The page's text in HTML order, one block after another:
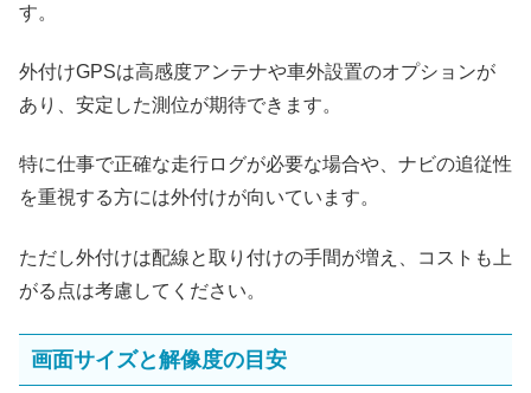
す。
外付けGPSは高感度アンテナや車外設置のオプションが
あり、安定した測位が期待できます。
特に仕事で正確な走行ログが必要な場合や、ナビの追従性
を重視する方には外付けが向いています。
ただし外付けは配線と取り付けの手間が増え、コストも上
がる点は考慮してください。
画面サイズと解像度の目安